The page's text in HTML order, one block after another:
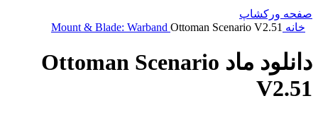
صفحه ورکشاپ
خانه
Mount & Blade: Warband Ottoman Scenario V2.51
دانلود ماد Ottoman Scenario
V2.51